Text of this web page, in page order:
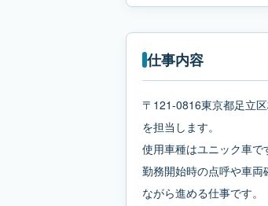
仕事内容
〒121-0816東京都足立
を担当します。
使用車種はユニック車で
勤務開始時の点呼や車
ながら進める仕事です。